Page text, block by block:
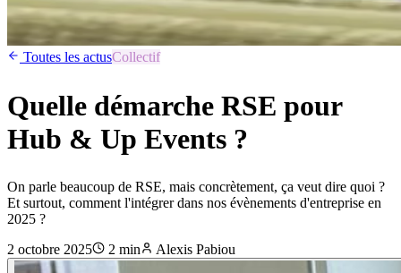
Toutes les actusCollectif
Quelle démarche RSE pour
Hub & Up Events ?
On parle beaucoup de RSE, mais concrètement, ça veut dire quoi ?
Et surtout, comment l'intégrer dans nos évènements d'entreprise en
2025 ?
2 octobre 2025
2 min Alexis Pabiou